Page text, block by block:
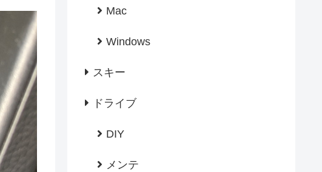
Mac
Windows
スキー
ドライブ
DIY
メンテ